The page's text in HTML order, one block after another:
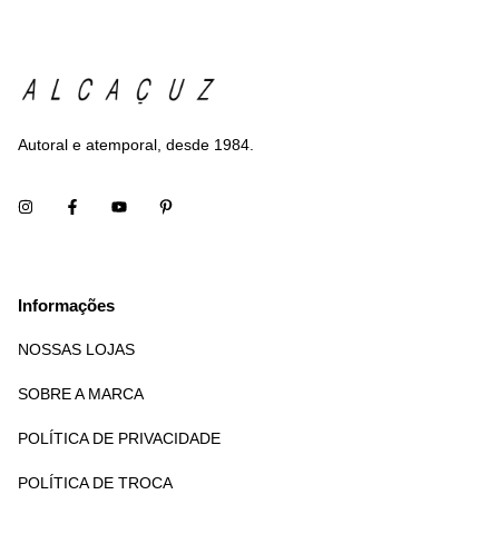
Autoral e atemporal, desde 1984.
Informações
NOSSAS LOJAS
SOBRE A MARCA
POLÍTICA DE PRIVACIDADE
POLÍTICA DE TROCA